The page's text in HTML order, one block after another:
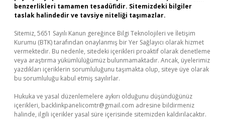
benzerlikleri tamamen tesadüfidir. Sitemizdeki bilgiler
taslak halindedir ve tavsiye niteliği taşımazlar.
Sitemiz, 5651 Sayılı Kanun gereğince Bilgi Teknolojileri ve İletişim
Kurumu (BTK) tarafından onaylanmış bir Yer Sağlayıcı olarak hizmet
vermektedir. Bu nedenle, sitedeki içerikleri proaktif olarak denetleme
veya araştırma yükümlülüğümüz bulunmamaktadır. Ancak, üyelerimiz
yazdıkları içeriklerin sorumluluğunu taşımakta olup, siteye üye olarak
bu sorumluluğu kabul etmiş sayılırlar.
Hukuka ve yasal düzenlemelere aykırı olduğunu düşündüğünüz
içerikleri, backlinkpanelicomtr@gmail.com adresine bildirmeniz
halinde, ilgili içerikler yasal süre içerisinde sitemizden kaldırılacaktır.